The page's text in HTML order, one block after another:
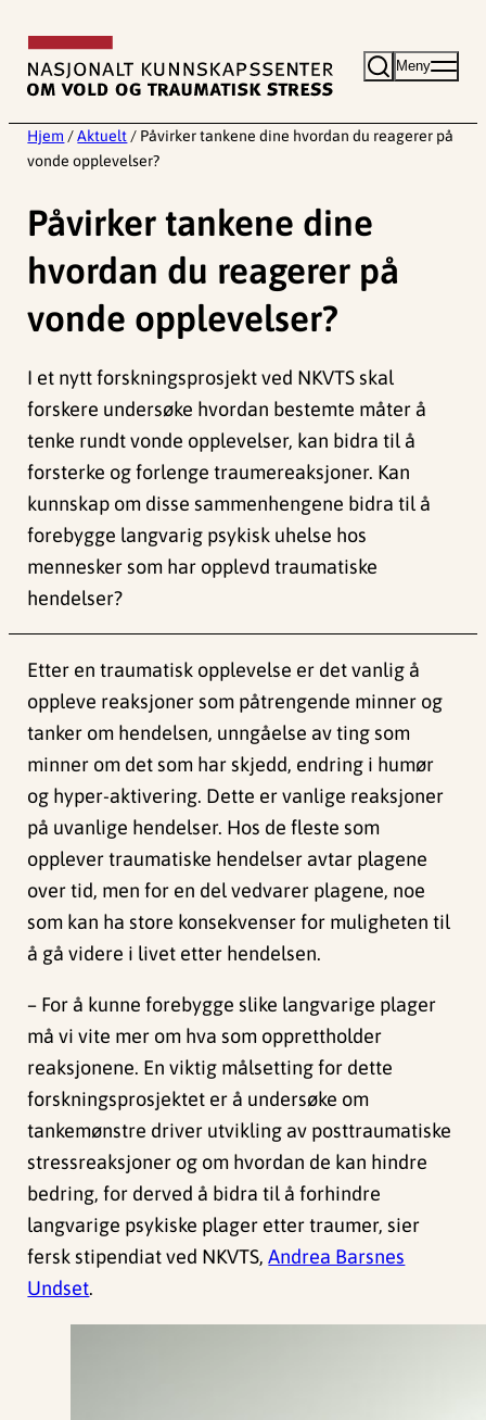
innhold
Meny
Hjem / Aktuelt / Påvirker tankene dine hvordan du reagerer på
vonde opplevelser?
Påvirker tankene dine
hvordan du reagerer på
vonde opplevelser?
I et nytt forskningsprosjekt ved NKVTS skal
forskere undersøke hvordan bestemte måter å
tenke rundt vonde opplevelser, kan bidra til å
forsterke og forlenge traumereaksjoner. Kan
kunnskap om disse sammenhengene bidra til å
forebygge langvarig psykisk uhelse hos
mennesker som har opplevd traumatiske
hendelser?
Etter en traumatisk opplevelse er det vanlig å
oppleve reaksjoner som påtrengende minner og
tanker om hendelsen, unngåelse av ting som
minner om det som har skjedd, endring i humør
og hyper-aktivering. Dette er vanlige reaksjoner
på uvanlige hendelser. Hos de fleste som
opplever traumatiske hendelser avtar plagene
over tid, men for en del vedvarer plagene, noe
som kan ha store konsekvenser for muligheten til
å gå videre i livet etter hendelsen.
– For å kunne forebygge slike langvarige plager
må vi vite mer om hva som opprettholder
reaksjonene. En viktig målsetting for dette
forskningsprosjektet er å undersøke om
tankemønstre driver utvikling av posttraumatiske
stressreaksjoner og om hvordan de kan hindre
bedring, for derved å bidra til å forhindre
langvarige psykiske plager etter traumer, sier
fersk stipendiat ved NKVTS,Andrea Barsnes
Undset.